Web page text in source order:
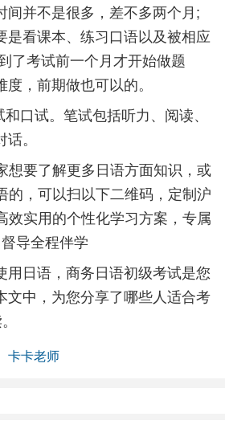
间并不是很多，差不多两个月;
是看课本、练习口语以及被相应
了考试前一个月才开始做题
，前期做也可以的。
口试。笔试包括听力、阅读、
。
想要了解更多日语方面知识，或
的，可以扫以下二维码，定制沪
效实用的个性化学习方案，专属
督导全程伴学
用日语，商务日语初级考试是您
文中，为您分享了哪些人适合考
卡卡老师